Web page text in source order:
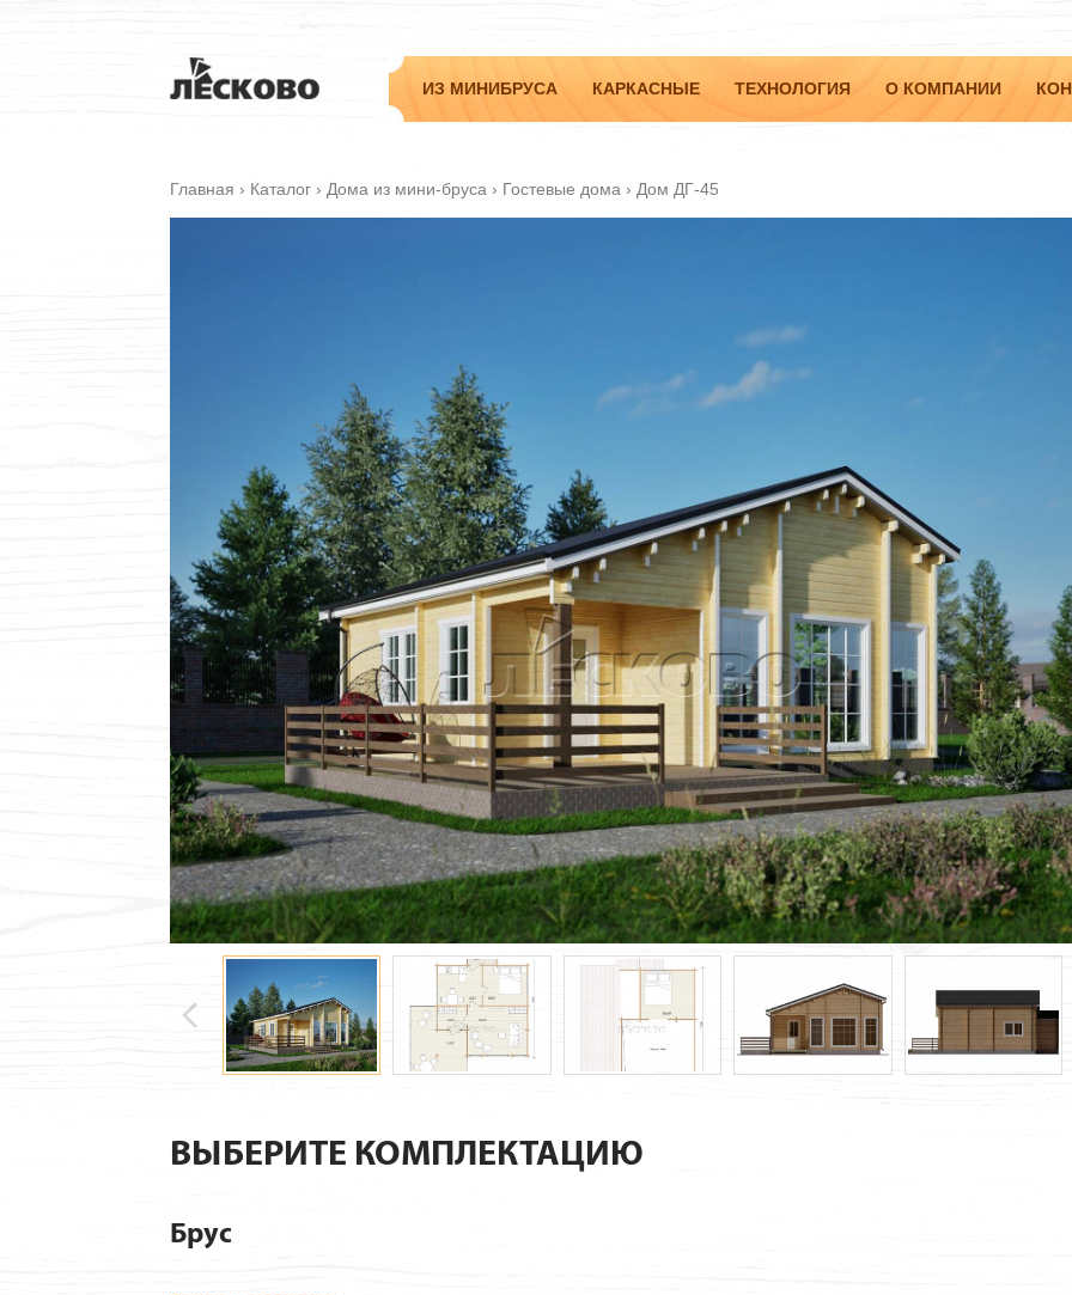
ИЗ МИНИБРУСА
Садовые
Дачные
КАРКАСНЫЕ ТЕХНОЛОГИЯ О КОМПАНИИ
Главная › Каталог › Дома из мини-бруса › Гостевые дома › Дом ДГ-45
ВЫБЕРИТЕ КОМПЛЕКТАЦИЮ
Брус